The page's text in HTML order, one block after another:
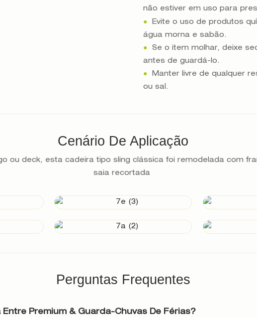
não estiver em uso para
●Evite o uso de produtos
água morna e sabão.
●Se o item molhar, deixe
antes de guardá-lo.
●Manter livre de qualquer
ou sal.
Cenário De Aplicação
ou deck, esta cadeira tipo sling clássica foi remodelada com
saia recortada
Perguntas Frequentes
Entre Premium & Guarda-Chuvas De Férias?